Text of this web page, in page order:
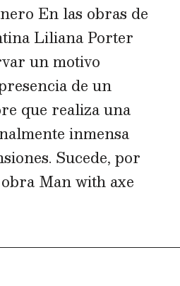
En las obras de
Liliana Porter
un motivo
de un
que realiza una
inmensa
Sucede, por
Man with axe